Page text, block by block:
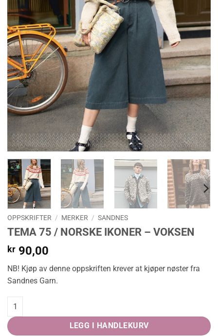
OPPSKRIFTER / MERKER / SANDNES
TEMA 75 / NORSKE IKONER – VOKSEN
kr 90,00
NB! Kjøp av denne oppskriften krever at kjøper nøster fra
Sandnes Garn.
TEMA 75 / NORSKE IKONER - VOKSEN quantity
LEGG I HANDLEKURV